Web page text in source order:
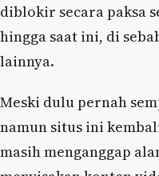
diblokir secara paksa
hingga saat ini, di
lainnya.
Meski dulu pernah
namun situs ini
masih menganggap